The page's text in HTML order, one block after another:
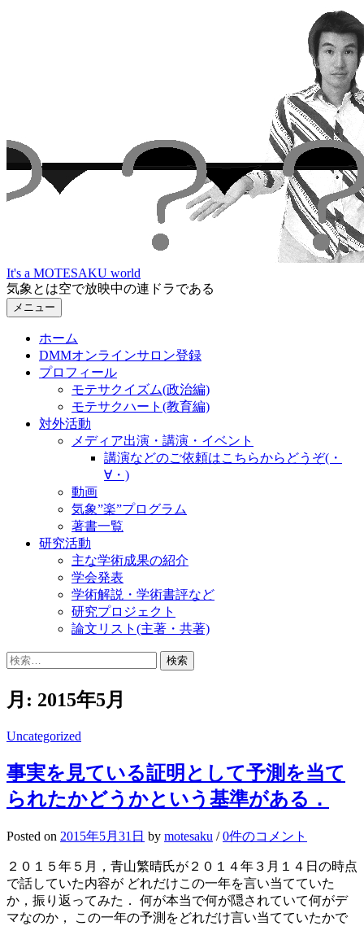
ッ
プ
It's a MOTESAKU world
気象とは空で放映中の連ドラである
メニュー
ホーム
DMMオンラインサロン登録
プロフィール
モテサクイズム(政治編)
モテサクハート(教育編)
対外活動
メディア出演・講演・イベント
講演などのご依頼はこちらからどうぞ(・
∀・)
動画
気象”楽”プログラム
著書一覧
研究活動
主な学術成果の紹介
学会発表
学術解説・学術書評など
研究プロジェクト
論文リスト(主著・共著)
検
月: 2015年5月
Uncategorized
事実を見ている証明として予測を当て
られたかどうかという基準がある．
Posted on 2015年5月31日 by motesaku /0件のコメント
２０１５年５月，青山繁晴氏が２０１４年３月１４日の時点
で話していた内容が どれだけこの一年を言い当てていた
か，振り返ってみた． 何が本当で何が隠されていて何がデ
マなのか， この一年の予測をどれだけ言い当てていたかで